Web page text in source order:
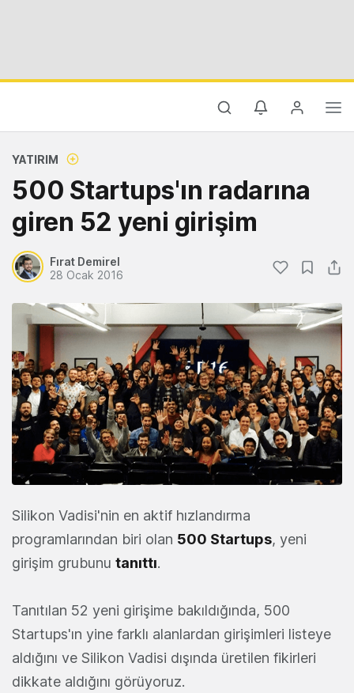
YATIRIM
500 Startups'ın radarına
giren 52 yeni girişim
Fırat Demirel
28 Ocak 2016
Silikon Vadisi'nin en aktif hızlandırma
programlarından biri olan 500 Startups, yeni
girişim grubunu tanıttı.
Tanıtılan 52 yeni girişime bakıldığında, 500
Startups'ın yine farklı alanlardan girişimleri listeye
aldığını ve Silikon Vadisi dışında üretilen fikirleri
dikkate aldığını görüyoruz.